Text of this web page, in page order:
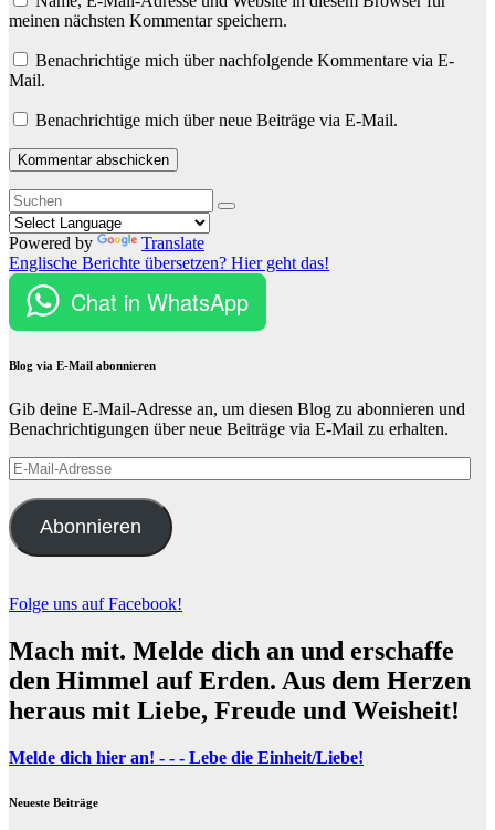
meinen nächsten Kommentar speichern.
Benachrichtige mich über nachfolgende Kommentare via E-
Mail.
Benachrichtige mich über neue Beiträge via E-Mail.
Powered by
Translate
Englische Berichte übersetzen? Hier geht das!
Chat in WhatsApp
Blog via E-Mail abonnieren
Gib deine E-Mail-Adresse an, um diesen Blog zu abonnieren und
Benachrichtigungen über neue Beiträge via E-Mail zu erhalten.
E-
Mail-
Adresse
Abonnieren
Folge uns auf Facebook!
Mach mit. Melde dich an und erschaffe
den Himmel auf Erden. Aus dem Herzen
heraus mit Liebe, Freude und Weisheit!
Melde dich hier an! - - - Lebe die Einheit/Liebe!
Neueste Beiträge